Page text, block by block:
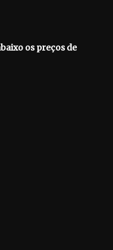
os preços de